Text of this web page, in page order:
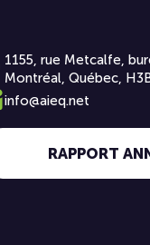
linkedin
icon-vimeo
1155, rue Metcalfe,
Montréal, Québec,
info@aieq.net
RAPPORT